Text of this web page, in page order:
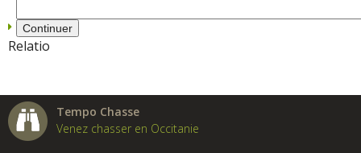
Relatio
Tempo Chasse
Venez chasser en Occitanie